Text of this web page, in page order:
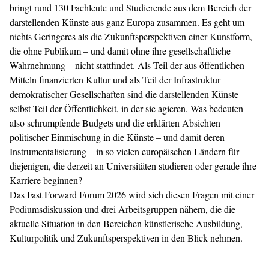
bringt rund 130 Fachleute und Studierende aus dem Bereich der
darstellenden Künste aus ganz Europa zusammen. Es geht um
nichts Geringeres als die Zukunftsperspektiven einer Kunstform,
die ohne Publikum – und damit ohne ihre gesellschaftliche
Wahrnehmung – nicht stattfindet. Als Teil der aus öffentlichen
Mitteln finanzierten Kultur und als Teil der Infrastruktur
demokratischer Gesellschaften sind die darstellenden Künste
selbst Teil der Öffentlichkeit, in der sie agieren. Was bedeuten
also schrumpfende Budgets und die erklärten Absichten
politischer Einmischung in die Künste – und damit deren
Instrumentalisierung – in so vielen europäischen Ländern für
diejenigen, die derzeit an Universitäten studieren oder gerade ihre
Karriere beginnen?
Das Fast Forward Forum 2026 wird sich diesen Fragen mit einer
Podiumsdiskussion und drei Arbeitsgruppen nähern, die die
aktuelle Situation in den Bereichen künstlerische Ausbildung,
Kulturpolitik und Zukunftsperspektiven in den Blick nehmen.